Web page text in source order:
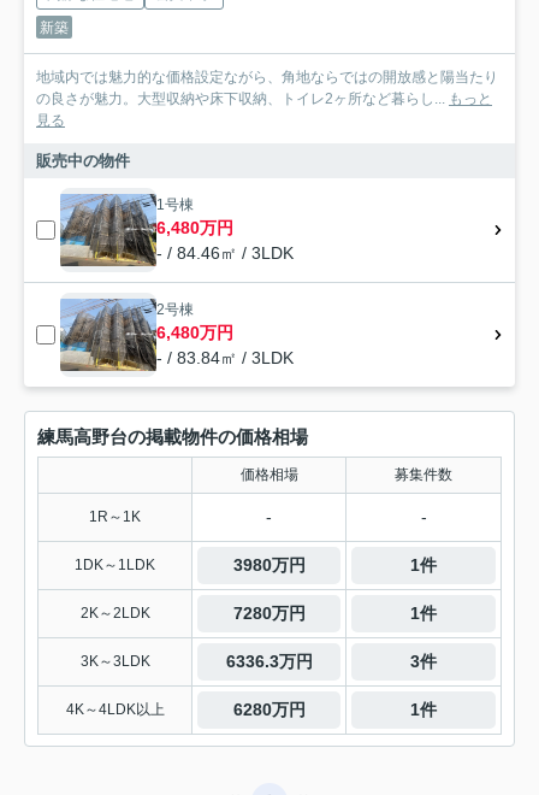
新築
地域内では魅力的な価格設定ながら、角地ならではの開放感と陽当たり
の良さが魅力。大型収納や床下収納、トイレ2ヶ所など暮らし... もっと
見る
販売中の物件
1号棟
6,480万円
- / 84.46㎡ / 3LDK
2号棟
6,480万円
- / 83.84㎡ / 3LDK
練馬高野台の掲載物件の価格相場
価格相場 募集件数
1R～1K - -
1DK～1LDK 3980万円 1件
2K～2LDK 7280万円 1件
3K～3LDK 6336.3万円 3件
4K～4LDK以上 6280万円 1件